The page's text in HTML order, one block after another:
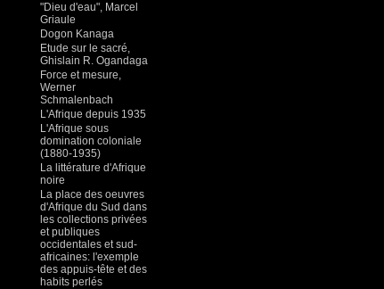
"Dieu d'eau", Marcel
Griaule
Dogon Kanaga
Etude sur le sacré,
Ghislain R. Ogandaga
Force et mesure,
Werner
Schmalenbach
L'Afrique depuis 1935
L'Afrique sous
domination coloniale
(1880-1935)
La littérature d'Afrique
noire
La place des oeuvres
d'Afrique du Sud dans
les collections privées
et publiques
occidentales et sud-
africaines: l'exemple
des appuis-tête et des
habits perlés